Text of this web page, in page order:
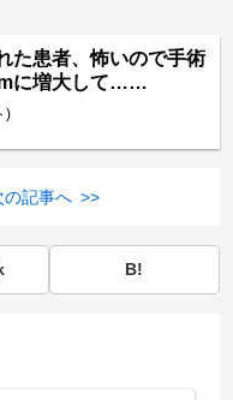
た患者、怖いので手術
に増大して……
)
の記事へ >>
B!